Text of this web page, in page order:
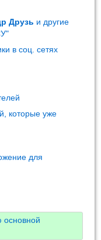
Друзь и другие
в соц. сетях
которые уже
для
основной